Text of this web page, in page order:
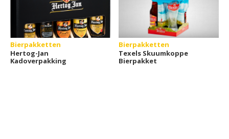
Bierpakketten
Hertog-Jan
Kadoverpakking
Bierpakketten
Texels Skuumkoppe
Bierpakket